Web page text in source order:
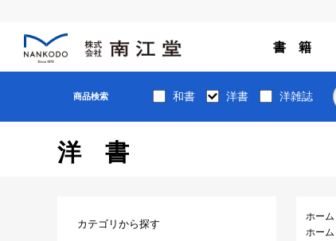
書 籍
商品検索 和書 洋書 洋雑誌
洋書
ホーム
ホーム
カテゴリから探す